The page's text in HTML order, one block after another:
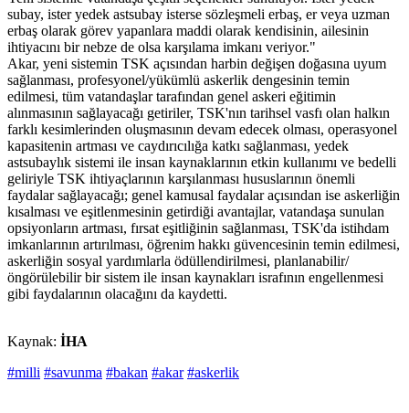
subay, ister yedek astsubay isterse sözleşmeli erbaş, er veya uzman
erbaş olarak görev yapanlara maddi olarak kendisinin, ailesinin
ihtiyacını bir nebze de olsa karşılama imkanı veriyor."
Akar, yeni sistemin TSK açısından harbin değişen doğasına uyum
sağlanması, profesyonel/yükümlü askerlik dengesinin temin
edilmesi, tüm vatandaşlar tarafından genel askeri eğitimin
alınmasının sağlayacağı getiriler, TSK'nın tarihsel vasfı olan halkın
farklı kesimlerinden oluşmasının devam edecek olması, operasyonel
kapasitenin artması ve caydırıcılığa katkı sağlanması, yedek
astsubaylık sistemi ile insan kaynaklarının etkin kullanımı ve bedelli
geliriyle TSK ihtiyaçlarının karşılanması hususlarının önemli
faydalar sağlayacağı; genel kamusal faydalar açısından ise askerliğin
kısalması ve eşitlenmesinin getirdiği avantajlar, vatandaşa sunulan
opsiyonların artması, fırsat eşitliğinin sağlanması, TSK'da istihdam
imkanlarının artırılması, öğrenim hakkı güvencesinin temin edilmesi,
askerliğin sosyal yardımlarla ödüllendirilmesi, planlanabilir/
öngörülebilir bir sistem ile insan kaynakları israfının engellenmesi
gibi faydalarının olacağını da kaydetti.
Kaynak: İHA
#milli #savunma #bakan #akar #askerlik